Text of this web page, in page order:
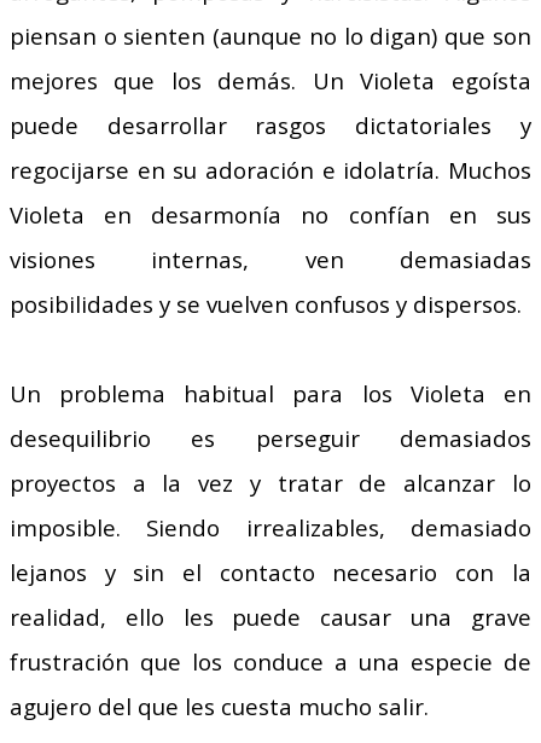
piensan o sienten (aunque no lo digan) que son
mejores que los demás. Un Violeta egoísta
puede desarrollar rasgos dictatoriales y
regocijarse en su adoración e idolatría. Muchos
Violeta en desarmonía no confían en sus
visiones internas, ven demasiadas
posibilidades y se vuelven confusos y dispersos.
Un problema habitual para los Violeta en
desequilibrio es perseguir demasiados
proyectos a la vez y tratar de alcanzar lo
imposible. Siendo irrealizables, demasiado
lejanos y sin el contacto necesario con la
realidad, ello les puede causar una grave
frustración que los conduce a una especie de
agujero del que les cuesta mucho salir.